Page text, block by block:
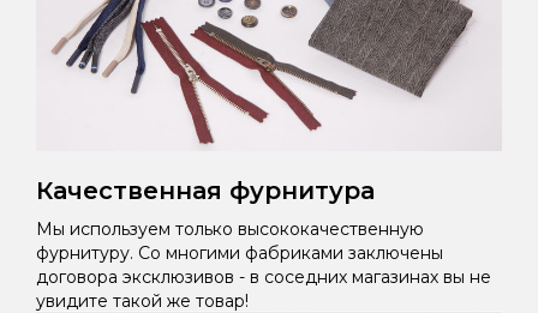
Качественная фурнитура
Мы используем только высококачественную
фурнитуру. Со многими фабриками заключены
договора эксклюзивов - в соседних магазинах вы не
увидите такой же товар!